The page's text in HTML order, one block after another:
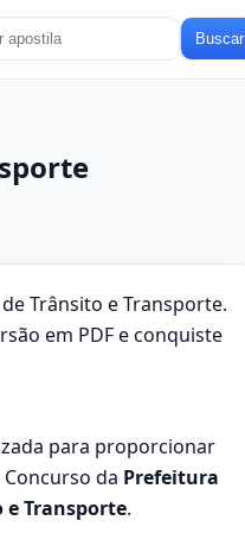
Buscar
Trânsito e Transporte.
em PDF e conquiste
para proporcionar
da Prefeitura
e Transporte.